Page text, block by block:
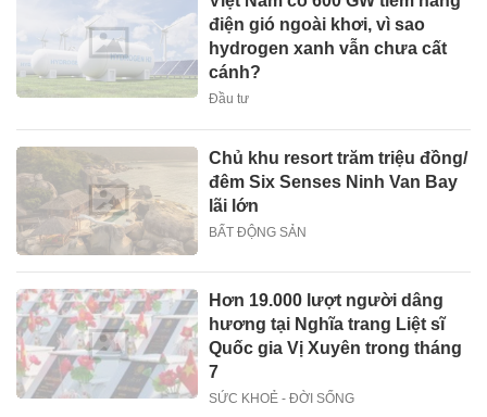
điện gió ngoài khơi, vì sao
hydrogen xanh vẫn chưa cất
cánh?
Đầu tư
Chủ khu resort trăm triệu đồng/
đêm Six Senses Ninh Van Bay
lãi lớn
BẤT ĐỘNG SẢN
Hơn 19.000 lượt người dâng
hương tại Nghĩa trang Liệt sĩ
Quốc gia Vị Xuyên trong tháng
7
SỨC KHOẺ - ĐỜI SỐNG